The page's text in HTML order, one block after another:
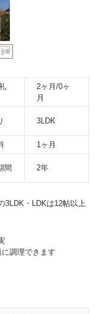
2ヶ月/0ヶ
月
3LDK
1ヶ月
間 2年
3LDK・LDKは12帖以上
調理できます